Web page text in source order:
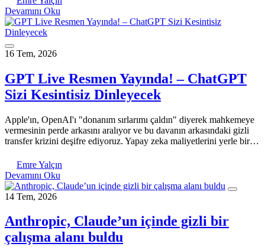
Devamını Oku
16 Tem, 2026
GPT Live Resmen Yayında! – ChatGPT
Sizi Kesintisiz Dinleyecek
Apple'ın, OpenAI'ı "donanım sırlarımı çaldın" diyerek mahkemeye
vermesinin perde arkasını aralıyor ve bu davanın arkasındaki gizli
transfer krizini deşifre ediyoruz. Yapay zeka maliyetlerini yerle bir…
Emre Yalçın
Devamını Oku
14 Tem, 2026
Anthropic, Claude’un içinde gizli bir
çalışma alanı buldu